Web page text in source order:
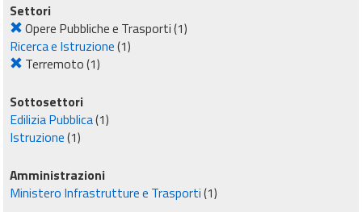
Settori
Opere Pubbliche e Trasporti(1)
Ricerca e Istruzione(1)
Terremoto(1)
Sottosettori
Edilizia Pubblica(1)
Istruzione(1)
Amministrazioni
Ministero Infrastrutture e Trasporti(1)